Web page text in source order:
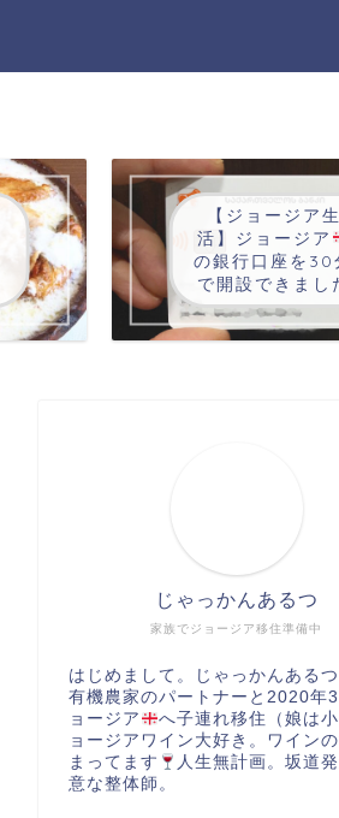
【ジョージア生
活】ジョージア
の銀行口座を30
で開設できまし
家族でジョージア移住準備中
じゃっかんあるつ
はじめまして。じゃっかんあるつ
有機農家のパートナーと2020年
ョージア
へ子連れ移住（娘は
ョージアワイン大好き。ワイン
まってます
人生無計画。坂道
意な整体師。